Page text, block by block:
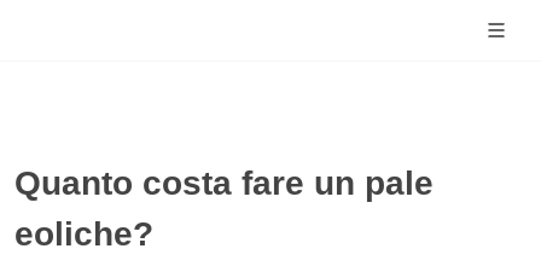
Quanto costa fare un pale
eoliche?